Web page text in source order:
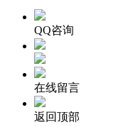
QQ咨询
在线留言
返回顶部